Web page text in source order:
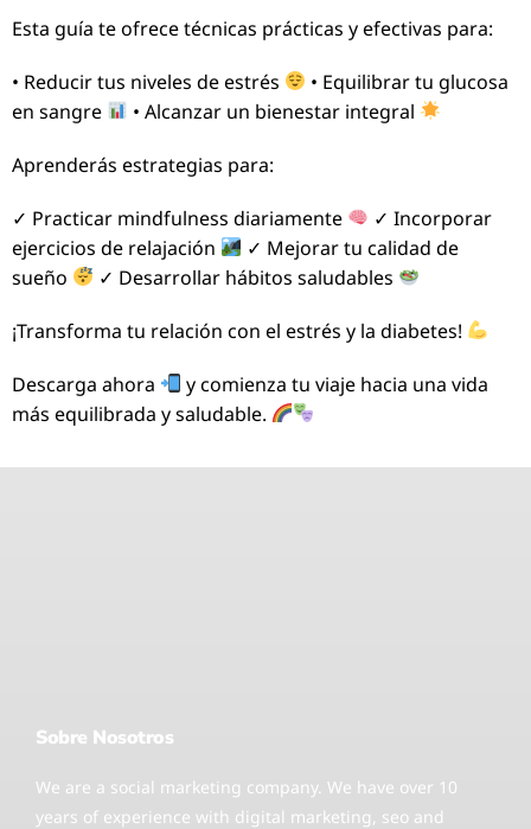
Esta guía te ofrece técnicas prácticas y efectivas para:
• Reducir tus niveles de estrés
• Equilibrar tu glucosa
en sangre
• Alcanzar un bienestar integral
Aprenderás estrategias para:
✓ Practicar mindfulness diariamente
✓ Incorporar
ejercicios de relajación
✓ Mejorar tu calidad de
sueño
✓ Desarrollar hábitos saludables
¡Transforma tu relación con el estrés y la diabetes!
Descarga ahora
y comienza tu viaje hacia una vida
más equilibrada y saludable.
Sobre Nosotros
We are a social marketing company. We have over 10
years of experience with digital marketing, seo and